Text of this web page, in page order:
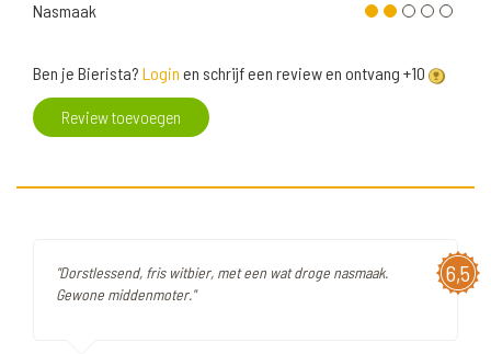
Nasmaak
Ben je Bierista? Login en schrijf een review en ontvang +10
Review toevoegen
6,5
"Dorstlessend, fris witbier, met een wat droge nasmaak.
Gewone middenmoter."